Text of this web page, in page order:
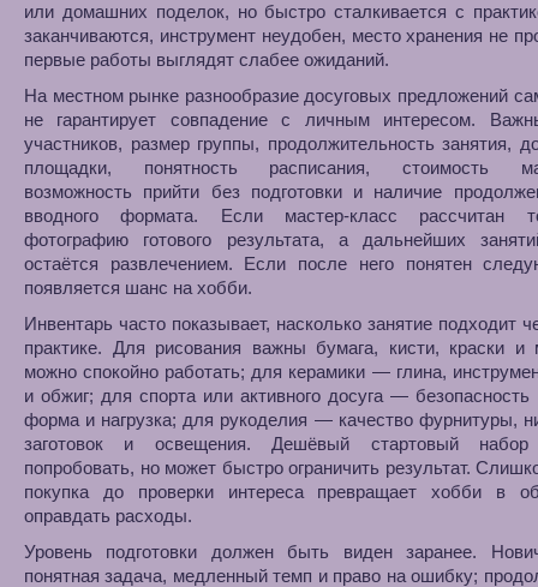
или домашних поделок, но быстро сталкивается с
заканчиваются, инструмент неудобен, место хранения не
первые работы выглядят слабее ожиданий.
На местном рынке разнообразие досуговых предложений
не гарантирует совпадение с личным интересом.
участников, размер группы, продолжительность занятия,
площадки, понятность расписания, стоимость
возможность прийти без подготовки и наличие
вводного формата. Если мастер-класс рассчитан
фотографию готового результата, а дальнейших
остаётся развлечением. Если после него понятен
появляется шанс на хобби.
Инвентарь часто показывает, насколько занятие подходит
практике. Для рисования важны бумага, кисти, краски и
можно спокойно работать; для керамики — глина,
и обжиг; для спорта или активного досуга —
форма и нагрузка; для рукоделия — качество фурнитуры,
заготовок и освещения. Дешёвый стартовый набор
попробовать, но может быстро ограничить результат.
покупка до проверки интереса превращает хобби в
оправдать расходы.
Уровень подготовки должен быть виден заранее.
понятная задача, медленный темп и право на ошибку;